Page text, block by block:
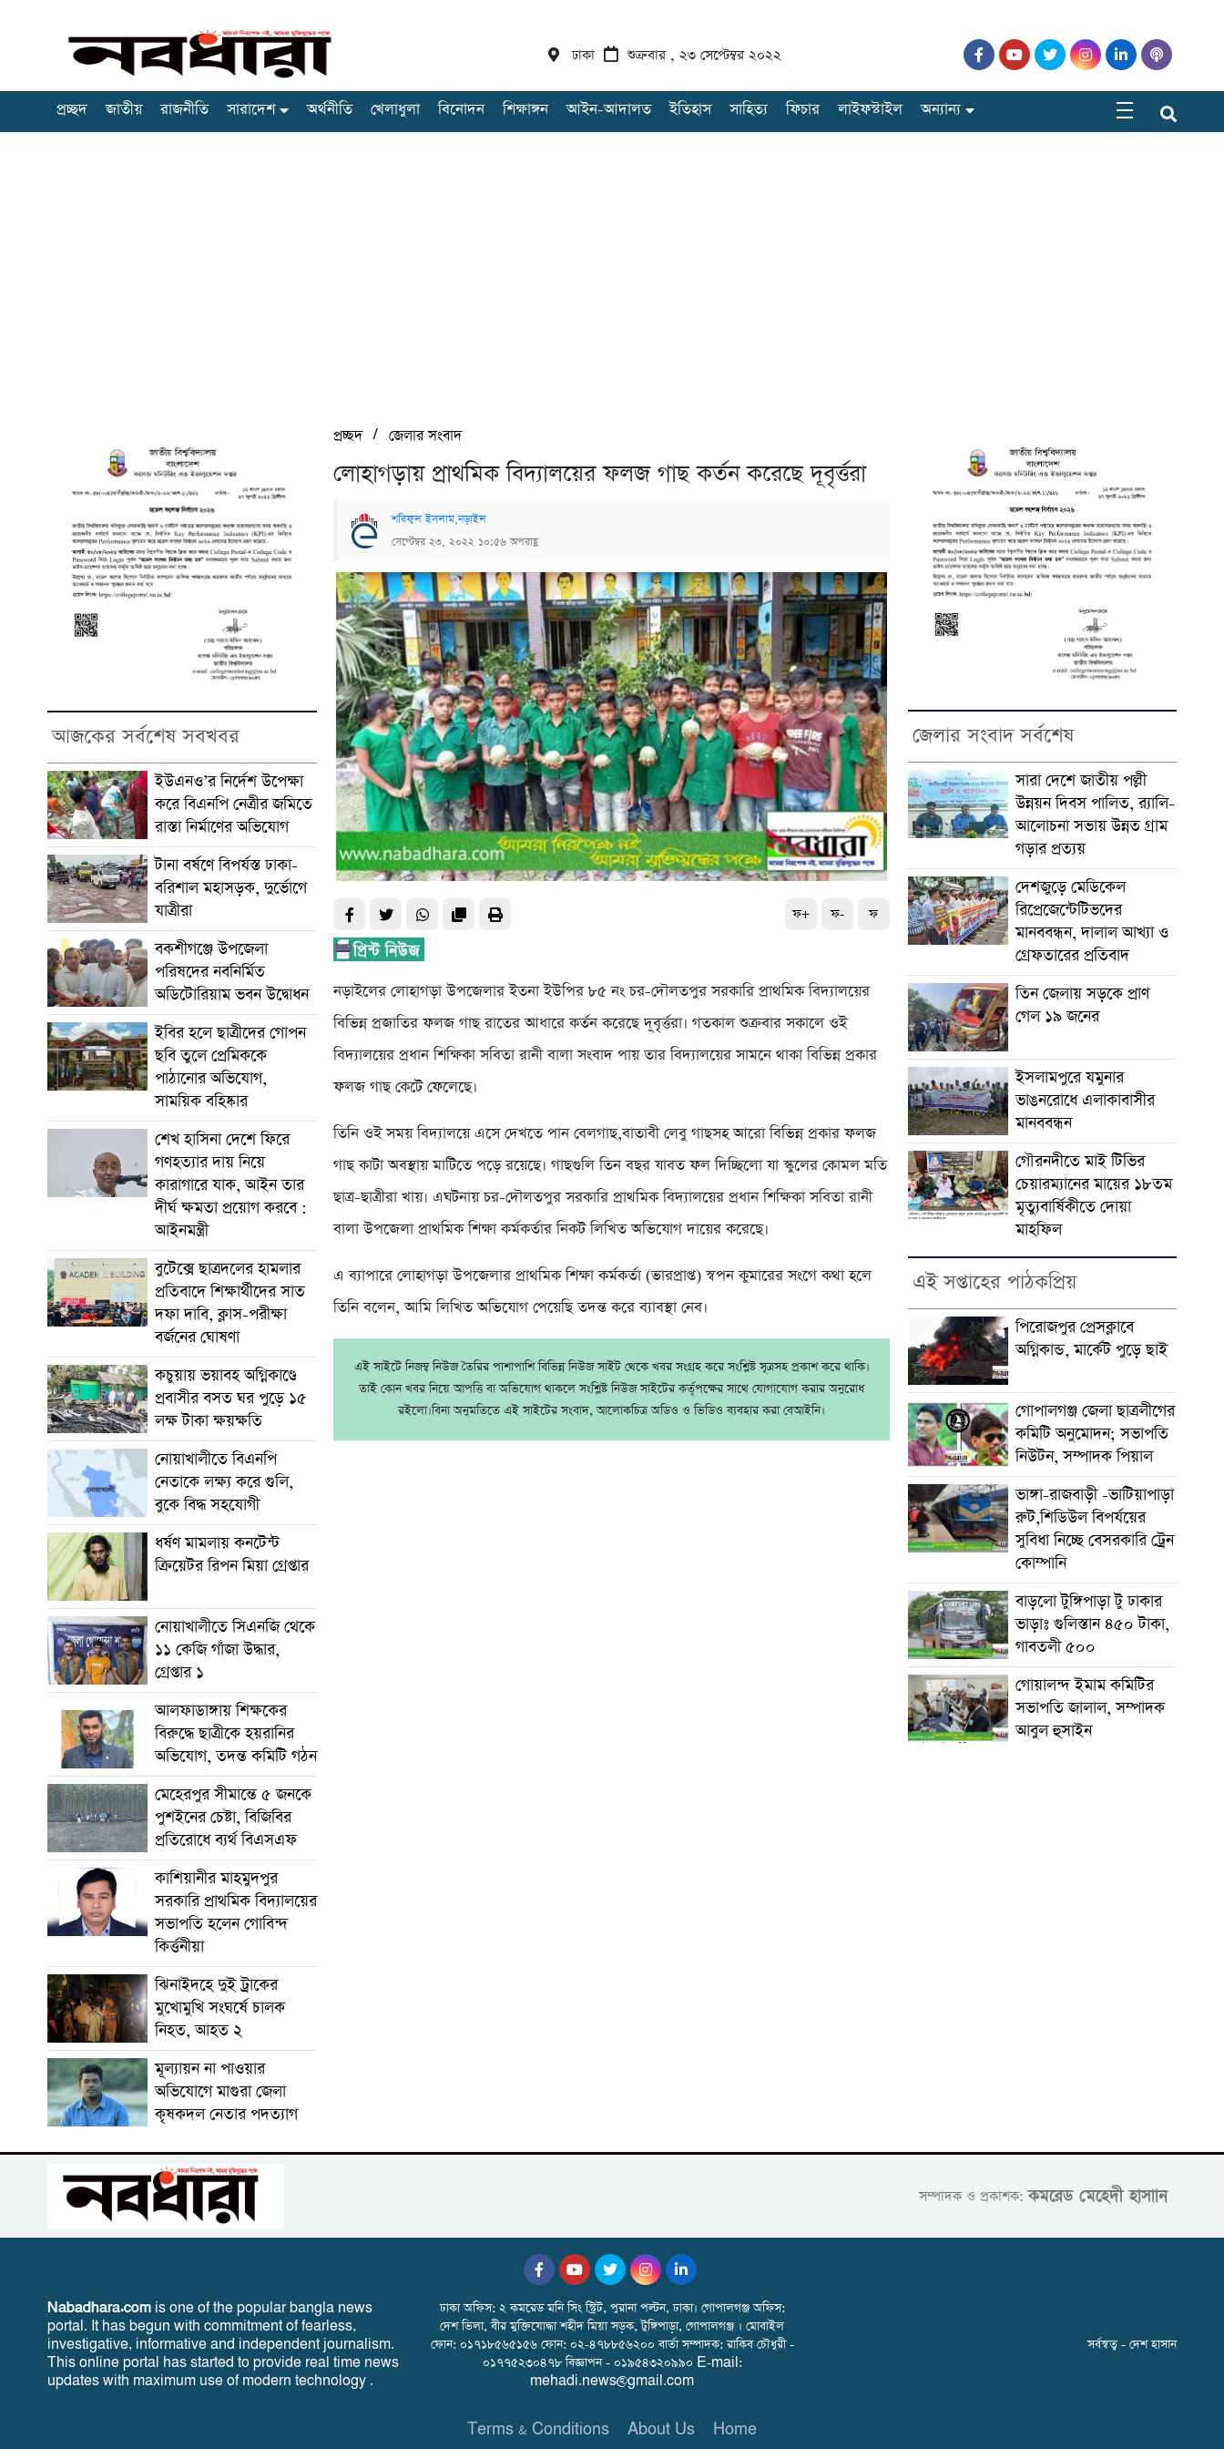
ঢাকা শুক্রবার , ২৩ সেপ্টেম্বর ২০২২
প্রচ্ছদ জাতীয় রাজনীতি সারাদেশ অর্থনীতি খেলাধুলা বিনোদন শিক্ষাঙ্গন আইন-আদালত ইতিহাস সাহিত্য ফিচার লাইফস্টাইল অন্যান্য
আজকের সর্বশেষ সবখবর
ইউএনও’র নির্দেশ উপেক্ষা
করে বিএনপি নেত্রীর জমিতে
রাস্তা নির্মাণের অভিযোগ
টানা বর্ষণে বিপর্যস্ত ঢাকা-
বরিশাল মহাসড়ক, দুর্ভোগে
যাত্রীরা
বকশীগঞ্জে উপজেলা
পরিষদের নবনির্মিত
অডিটোরিয়াম ভবন উদ্বোধন
ইবির হলে ছাত্রীদের গোপন
ছবি তুলে প্রেমিককে
পাঠানোর অভিযোগ,
সাময়িক বহিষ্কার
শেখ হাসিনা দেশে ফিরে
গণহত্যার দায় নিয়ে
কারাগারে যাক, আইন তার
দীর্ঘ ক্ষমতা প্রয়োগ করবে :
আইনমন্ত্রী
বুটেক্সে ছাত্রদলের হামলার
প্রতিবাদে শিক্ষার্থীদের সাত
দফা দাবি, ক্লাস-পরীক্ষা
বর্জনের ঘোষণা
কচুয়ায় ভয়াবহ অগ্নিকাণ্ডে
প্রবাসীর বসত ঘর পুড়ে ১৫
লক্ষ টাকা ক্ষয়ক্ষতি
নোয়াখালীতে বিএনপি
নেতাকে লক্ষ্য করে গুলি,
বুকে বিদ্ধ সহযোগী
ধর্ষণ মামলায় কনটেন্ট
ক্রিয়েটর রিপন মিয়া গ্রেপ্তার
নোয়াখালীতে সিএনজি থেকে
১১ কেজি গাঁজা উদ্ধার,
গ্রেপ্তার ১
আলফাডাঙ্গায় শিক্ষকের
বিরুদ্ধে ছাত্রীকে হয়রানির
অভিযোগ, তদন্ত কমিটি গঠন
মেহেরপুর সীমান্তে ৫ জনকে
পুশইনের চেষ্টা, বিজিবির
প্রতিরোধে ব্যর্থ বিএসএফ
কাশিয়ানীর মাহমুদপুর
সরকারি প্রাথমিক বিদ্যালয়ের
সভাপতি হলেন গোবিন্দ
কির্ত্তনীয়া
ঝিনাইদহে দুই ট্রাকের
মুখোমুখি সংঘর্ষে চালক
নিহত, আহত ২
মূল্যায়ন না পাওয়ার
অভিযোগে মাগুরা জেলা
কৃষকদল নেতার পদত্যাগ
প্রচ্ছদ/জেলার সংবাদ
লোহাগড়ায় প্রাথমিক বিদ্যালয়ের ফলজ গাছ কর্তন করেছে দূবৃর্ত্তরা
শরিফুল ইসলাম,নড়াইল
সেপ্টেম্বর ২৩, ২০২২ ১০:৫৬ অপরাহ্ণ
ফ+ ফ- ফ
নড়াইলের লোহাগড়া উপজেলার ইতনা ইউপির ৮৫ নং চর-দৌলতপুর সরকারি প্রাথমিক বিদ্যালয়ের
বিভিন্ন প্রজাতির ফলজ গাছ রাতের আধারে কর্তন করেছে দূবৃর্ত্তরা। গতকাল শুক্রবার সকালে ওই
বিদ্যালয়ের প্রধান শিক্ষিকা সবিতা রানী বালা সংবাদ পায় তার বিদ্যালয়ের সামনে থাকা বিভিন্ন প্রকার
ফলজ গাছ কেটে ফেলেছে।
তিনি ওই সময় বিদ্যালয়ে এসে দেখতে পান বেলগাছ,বাতাবী লেবু গাছসহ আরো বিভিন্ন প্রকার ফলজ
গাছ কাটা অবস্থায় মাটিতে পড়ে রয়েছে। গাছগুলি তিন বছর যাবত ফল দিচ্ছিলো যা স্কুলের কোমল মতি
ছাত্র-ছাত্রীরা খায়। এঘটনায় চর-দৌলতপুর সরকারি প্রাথমিক বিদ্যালয়ের প্রধান শিক্ষিকা সবিতা রানী
বালা উপজেলা প্রাথমিক শিক্ষা কর্মকর্তার নিকট লিখিত অভিযোগ দায়ের করেছে।
এ ব্যাপারে লোহাগড়া উপজেলার প্রাথমিক শিক্ষা কর্মকর্তা (ভারপ্রাপ্ত) স্বপন কুমারের সংগে কথা হলে
তিনি বলেন, আমি লিখিত অভিযোগ পেয়েছি তদন্ত করে ব্যাবস্থা নেব।
এই সাইটে নিজম্ব নিউজ তৈরির পাশাপাশি বিভিন্ন নিউজ সাইট থেকে খবর সংগ্রহ করে সংশ্লিষ্ট সূত্রসহ প্রকাশ করে থাকি।
তাই কোন খবর নিয়ে আপত্তি বা অভিযোগ থাকলে সংশ্লিষ্ট নিউজ সাইটের কর্তৃপক্ষের সাথে যোগাযোগ করার অনুরোধ
রইলো।বিনা অনুমতিতে এই সাইটের সংবাদ, আলোকচিত্র অডিও ও ভিডিও ব্যবহার করা বেআইনি।
জেলার সংবাদ সর্বশেষ
সারা দেশে জাতীয় পল্লী
উন্নয়ন দিবস পালিত, র‍্যালি-
আলোচনা সভায় উন্নত গ্রাম
গড়ার প্রত্যয়
দেশজুড়ে মেডিকেল
রিপ্রেজেন্টেটিভদের
মানববন্ধন, দালাল আখ্যা ও
গ্রেফতারের প্রতিবাদ
তিন জেলায় সড়কে প্রাণ
গেল ১৯ জনের
ইসলামপুরে যমুনার
ভাঙনরোধে এলাকাবাসীর
মানববন্ধন
গৌরনদীতে মাই টিভির
চেয়ারম্যানের মায়ের ১৮তম
মৃত্যুবার্ষিকীতে দোয়া
মাহফিল
এই সপ্তাহের পাঠকপ্রিয়
পিরোজপুর প্রেসক্লাবে
অগ্নিকান্ড, মার্কেট পুড়ে ছাই
গোপালগঞ্জ জেলা ছাত্রলীগের
কমিটি অনুমোদন; সভাপতি
নিউটন, সম্পাদক পিয়াল
ভাঙ্গা-রাজবাড়ী -ভাটিয়াপাড়া
রুট,শিডিউল বিপর্যয়ের
সুবিধা নিচ্ছে বেসরকারি ট্রেন
কোম্পানি
বাড়লো টুঙ্গিপাড়া টু ঢাকার
ভাড়াঃ গুলিস্তান ৪৫০ টাকা,
গাবতলী ৫০০
গোয়ালন্দ ইমাম কমিটির
সভাপতি জালাল, সম্পাদক
আবুল হুসাইন
সম্পাদক ও প্রকাশক:কমরেড মেহেদী হাসাান
Nabadhara.com is one of the popular bangla news
portal. It has begun with commitment of fearless,
investigative, informative and independent journalism.
This online portal has started to provide real time news
updates with maximum use of modern technology .
ঢাকা অফিস: ২ কমরেড মনি সিং স্ট্রিট, পুরানা পল্টন, ঢাকা। গোপালগঞ্জ অফিস:
দেশ ভিলা, বীর মুক্তিযোদ্ধা শহীদ মিয়া সড়ক, টুঙ্গিপাড়া, গোপালগঞ্জ । মোবাইল
ফোন: ০১৭১৮৫৬৫১৫৬ ফোন: ০২-৪৭৮৮৫৬২০০ বার্তা সম্পাদক: রাকিব চৌধুরী -
০১৭৭৫২৩০৪৭৮ বিজ্ঞাপন - ০১৯৫৪৩২০৯৯০ E-mail:
mehadi.news@gmail.com
Terms & Conditions About Us Home
সর্বস্বত্ব - দেশ হাসান